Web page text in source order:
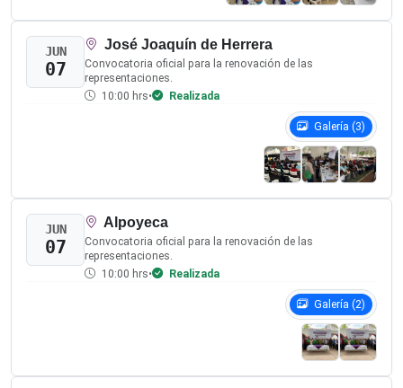
Correo electrónico: